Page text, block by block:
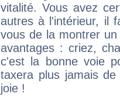
vitalité. Vous avez
autres à l'intérieur, il
vous de la montrer
avantages : criez,
c'est la bonne voie
taxera plus jamais
joie !